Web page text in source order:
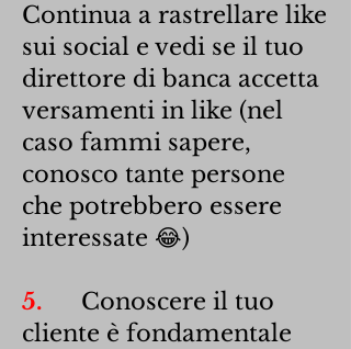
Continua a rastrellare like
sui social e vedi se il tuo
direttore di banca accetta
versamenti in like (nel
caso fammi sapere,
conosco tante persone
che potrebbero essere
interessate 😂)
5.
Conoscere il tuo
cliente è fondamentale